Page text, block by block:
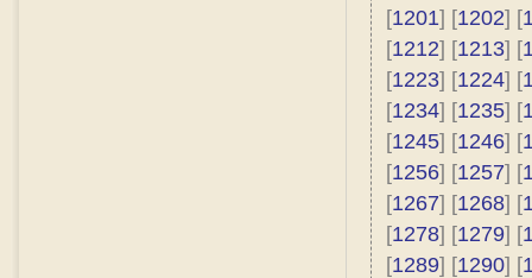
[1201] [1202] [
[1212] [1213] [
[1223] [1224] [
[1234] [1235] [
[1245] [1246] [
[1256] [1257] [
[1267] [1268] [
[1278] [1279] [
[1289] [1290] [